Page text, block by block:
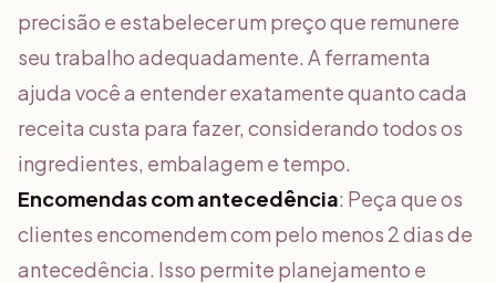
precisão e estabelecer um preço que remunere
seu trabalho adequadamente. A ferramenta
ajuda você a entender exatamente quanto cada
receita custa para fazer, considerando todos os
ingredientes, embalagem e tempo.
Encomendas com antecedência: Peça que os
clientes encomendem com pelo menos 2 dias de
antecedência. Isso permite planejamento e